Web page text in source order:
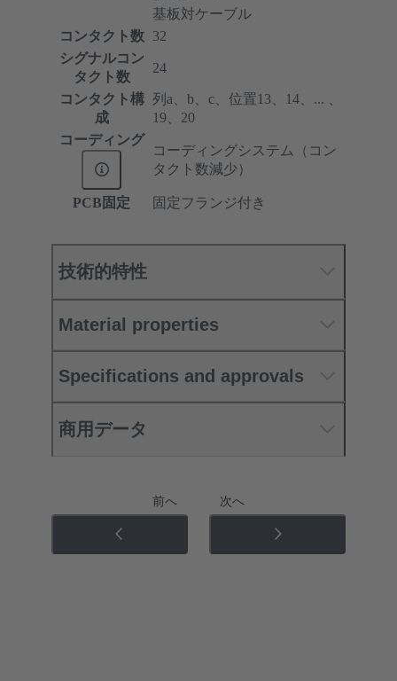
基板対ケーブル
コンタクト数
32
シグナルコン
タクト数
24
コンタクト構
成
列a、b、c、位置13、14、... 、
19、20
コーディング
コーディングシステム（コン
タクト数減少）
PCB固定 固定フランジ付き
技術的特性
Material properties
Specifications and approvals
商用データ
前へ 次へ